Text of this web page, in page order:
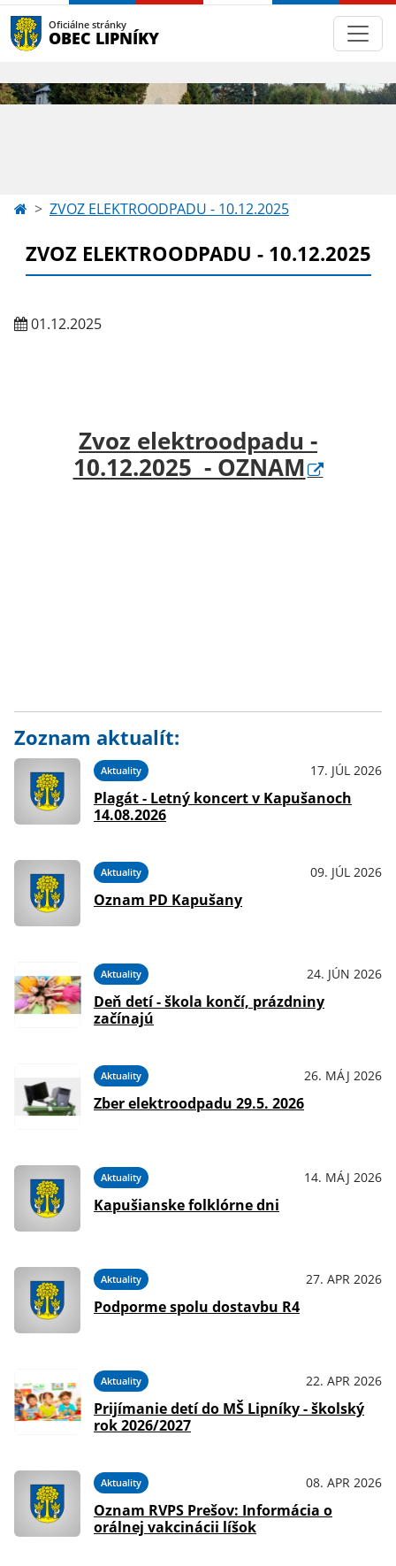
Oficiálne stránky
OBEC LIPNÍKY
ZVOZ ELEKTROODPADU - 10.12.2025
ZVOZ ELEKTROODPADU - 10.12.2025
01.12.2025
Zvoz elektroodpadu -
10.12.2025 - OZNAM
Zoznam aktualít:
Aktuality 17. JÚL 2026
Plagát - Letný koncert v Kapušanoch
14.08.2026
Aktuality 09. JÚL 2026
Oznam PD Kapušany
Aktuality 24. JÚN 2026
Deň detí - škola končí, prázdniny
začínajú
Aktuality 26. MÁJ 2026
Zber elektroodpadu 29.5. 2026
Aktuality 14. MÁJ 2026
Kapušianske folklórne dni
Aktuality 27. APR 2026
Podporme spolu dostavbu R4
Aktuality 22. APR 2026
Prijímanie detí do MŠ Lipníky - školský
rok 2026/2027
Aktuality 08. APR 2026
Oznam RVPS Prešov: Informácia o
orálnej vakcinácii líšok